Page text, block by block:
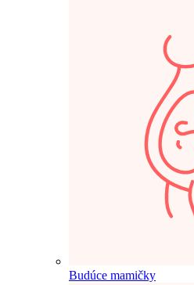
Budúce mamičky